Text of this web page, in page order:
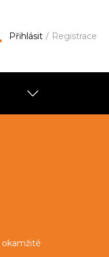
Přihlásit / Registrace